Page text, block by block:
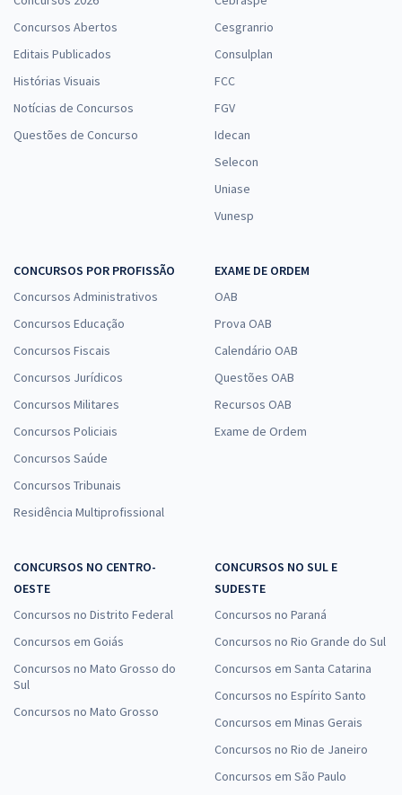
Concursos Abertos
Editais Publicados
Histórias Visuais
Notícias de Concursos
Questões de Concurso
Cesgranrio
Consulplan
FCC
FGV
Idecan
Selecon
Uniase
Vunesp
CONCURSOS POR PROFISSÃO
Concursos Administrativos
Concursos Educação
Concursos Fiscais
Concursos Jurídicos
Concursos Militares
Concursos Policiais
Concursos Saúde
Concursos Tribunais
Residência Multiprofissional
EXAME DE ORDEM
OAB
Prova OAB
Calendário OAB
Questões OAB
Recursos OAB
Exame de Ordem
CONCURSOS NO CENTRO-
OESTE
Concursos no Distrito Federal
Concursos em Goiás
Concursos no Mato Grosso do
Sul
Concursos no Mato Grosso
CONCURSOS NO SUL E
SUDESTE
Concursos no Paraná
Concursos no Rio Grande do Sul
Concursos em Santa Catarina
Concursos no Espírito Santo
Concursos em Minas Gerais
Concursos no Rio de Janeiro
Concursos em São Paulo